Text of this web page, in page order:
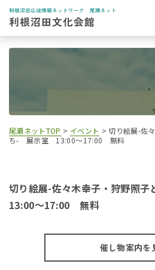
尾瀬ネットTOP > イベント >切り絵展-佐
ち- 展示室 13:00～17:00 無料
切り絵展-佐々木幸子・狩野照
13:00～17:00 無料
催し物案内を